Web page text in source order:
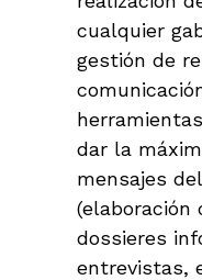
cualquier
gestión de
dar la
mensajes
(elaboración
dossieres
entrevistas,